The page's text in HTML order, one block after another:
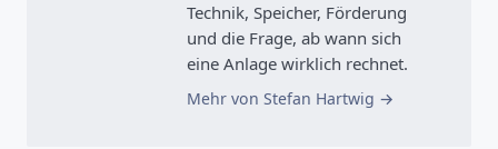
Technik, Speicher, Förderung
und die Frage, ab wann sich
eine Anlage wirklich rechnet.
Mehr von Stefan Hartwig